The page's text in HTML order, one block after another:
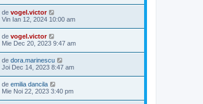
de vogel.victor
Vin Ian 12, 2024 10:00 am
de vogel.victor
Mie Dec 20, 2023 9:47 am
de dora.marinescu
Joi Dec 14, 2023 8:47 am
de emilia dancila
Mie Noi 22, 2023 3:40 pm